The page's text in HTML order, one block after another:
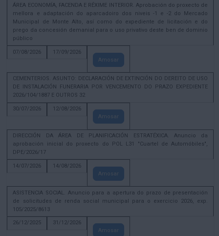
ÁREA ECONOMÍA, FACENDA E RÉXIME INTERIOR. Aprobación do proxecto de
mellora e adaptación do aparcadoiro dos niveis -1 e -2 do Mercado
Municipal de Monte Alto, así como do expediente de licitación e do
prego da concesión demanial para o uso privativo deste ben de dominio
público
07/08/2026
17/09/2026
Amosar
CEMENTERIOS. ASUNTO: DECLARACIÓN DE EXTINCIÓN DO DEREITO DE USO
DE INSTALACIÓN FUNERARIA POR VENCEMENTO DO PRAZO EXPEDIENTE
2026/104/1887 E OUTROS 32
30/07/2026
12/08/2026
Amosar
DIRECCIÓN DA ÁREA DE PLANIFICACIÓN ESTRATÉXICA. Anuncio da
aprobación inicial do proxecto do POL L31 "Cuartel de Automóbiles",
DPE/2026/17
14/07/2026
14/08/2026
Amosar
ASISTENCIA SOCIAL. Anuncio para a apertura do prazo de presentación
de solicitudes de renda social municipal para o exercicio 2026, exp.
105/2025/8613
26/12/2025
31/12/2026
Amosar